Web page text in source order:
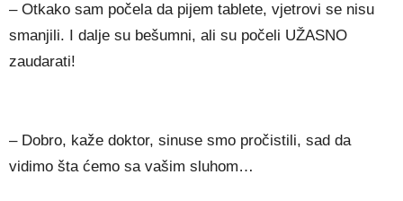
– Otkako sam počela da pijem tablete, vjetrovi se nisu
smanjili. I dalje su bešumni, ali su počeli UŽASNO
zaudarati!
– Dobro, kaže doktor, sinuse smo pročistili, sad da
vidimo šta ćemo sa vašim sluhom…